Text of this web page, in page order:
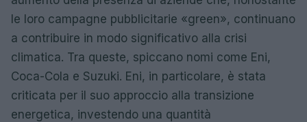
le loro campagne pubblicitarie «green», continuano
a contribuire in modo significativo alla crisi
climatica. Tra queste, spiccano nomi come Eni,
Coca-Cola e Suzuki. Eni, in particolare, è stata
criticata per il suo approccio alla transizione
energetica, investendo una quantità